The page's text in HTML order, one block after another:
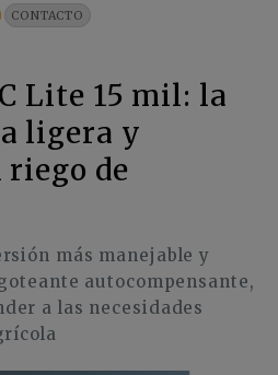
CONTACTO
Lite 15 mil: la
ligera y
de
más manejable y
autocompensante,
a las necesidades